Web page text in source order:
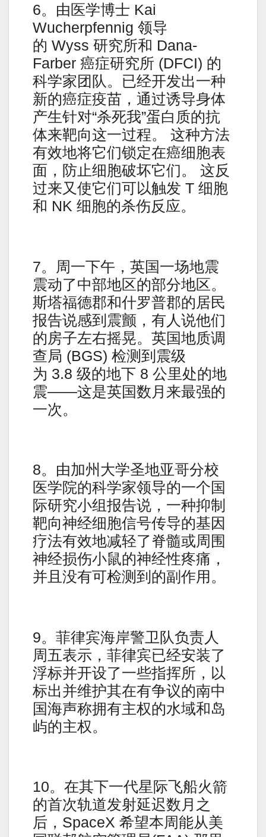
6。由医学博士 Kai
Wucherpfennig 领导
的 Wyss 研究所和 Dana-
Farber 癌症研究所 (DFCI) 的
科学家团队。已经开发出一种
新的癌症疫苗，通过诱导身体
产生针对“杀死我”蛋白质的抗
体来靶向这一过程。 这种方法
有效地将它们锁定在癌细胞表
面，防止细胞破坏它们。 这反
过来又使它们可以触发 T 细胞
和 NK 细胞的杀伤反应。
7。周一下午，英国一场地震
震动了中部地区的部分地区。
斯塔福德郡和什罗普郡的居民
报告说感到震颤，有人说他们
的房子左右摇晃。英国地质调
查局 (BGS) 检测到震级
为 3.8 级的地下 8 公里处的地
震——这是英国数月来最强的
一次。
8。由加州大学圣地亚哥分校
医学院的科学家领导的一个国
际研究小组报告说，一种抑制
靶向神经细胞信号传导的基因
疗法有效地减轻了脊髓或周围
神经损伤小鼠的神经性疼痛，
并且没有可检测到的副作用。
9。菲律宾海岸警卫队负责人
周五表示，菲律宾已经安装了
浮标并开设了一些指挥所，以
标出并维护其在有争议的南中
国海声称拥有主权的水域和岛
屿的主权。
10。在其下一代星际飞船火箭
的首次轨道发射延迟数月之
后，SpaceX 希望本周能从美